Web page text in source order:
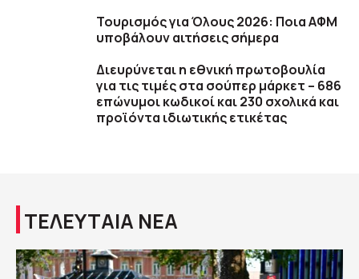
Τουρισμός για Όλους 2026: Ποια ΑΦΜ
υποβάλουν αιτήσεις σήμερα
Διευρύνεται η εθνική πρωτοβουλία
για τις τιμές στα σούπερ μάρκετ – 686
επώνυμοι κωδικοί και 230 σχολικά και
προϊόντα ιδιωτικής ετικέτας
ΤΕΛΕΥΤΑΙΑ ΝΕΑ